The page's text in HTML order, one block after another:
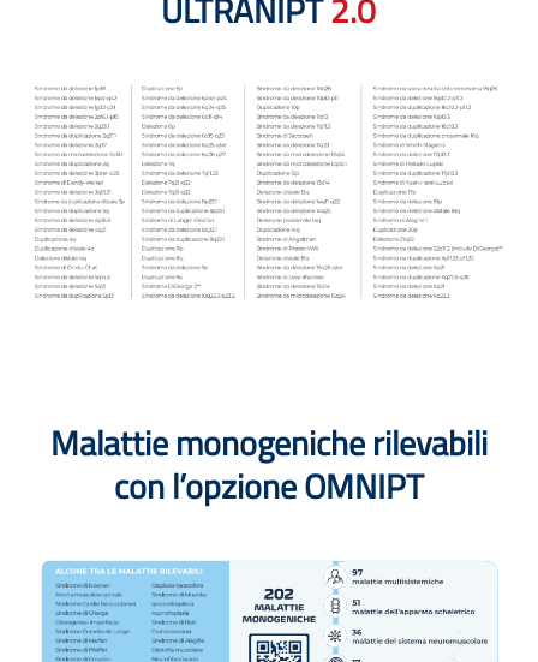
ULTRANIPT2.0
Malattie monogeniche rilevabili
con l’opzione OMNIPT